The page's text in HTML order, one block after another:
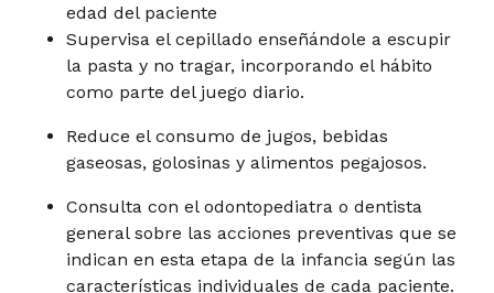
edad del paciente
Supervisa el cepillado enseñándole a escupir
la pasta y no tragar, incorporando el hábito
como parte del juego diario.
Reduce el consumo de jugos, bebidas
gaseosas, golosinas y alimentos pegajosos.
Consulta con el odontopediatra o dentista
general sobre las acciones preventivas que se
indican en esta etapa de la infancia según las
características individuales de cada paciente.